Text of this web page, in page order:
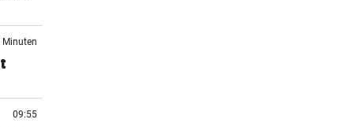
Minuten
09:55